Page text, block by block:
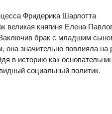
Фридерика Шарлотта
великая княгиня Елена
брак с младшим
значительно повлияла на
в историю как
социальный политик.